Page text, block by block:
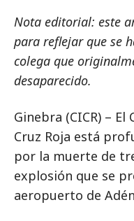
Nota editorial: este
para reflejar que se
colega que
desaparecido.
Ginebra (CICR) –
Cruz Roja está
por la muerte de
explosión que se
aeropuerto de